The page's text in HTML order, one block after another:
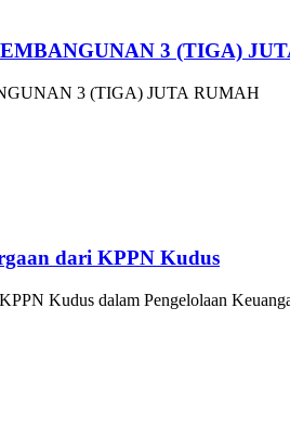
3 (TIGA)
3 (TIGA) JUTA RUMAH
dari KPPN Kudus
Kudus dalam Pengelolaan